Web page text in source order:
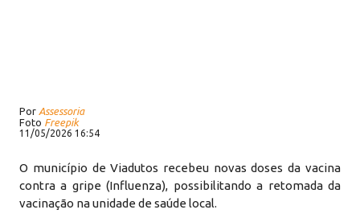
Por Assessoria
Foto Freepik
11/05/2026 16:54
O município de Viadutos recebeu novas doses da vacina
contra a gripe (Influenza), possibilitando a retomada da
vacinação na unidade de saúde local.